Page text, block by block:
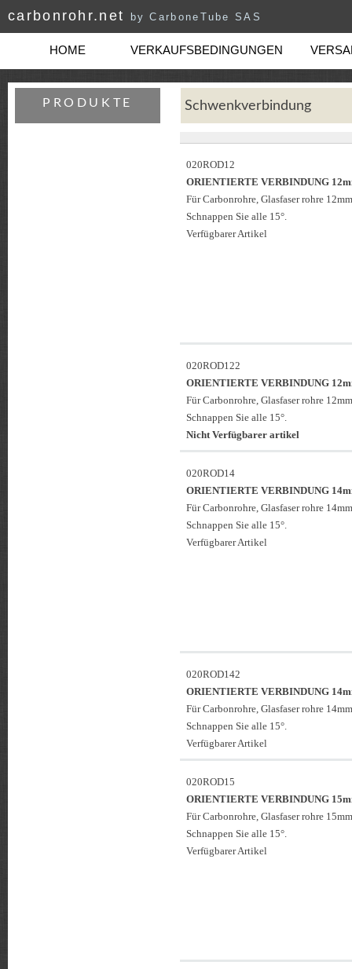
carbonrohr.net by CarboneTube SAS
HOME VERKAUFSBEDINGUNGEN
PRODUKTE Schwenkverbindung
020ROD12
ORIENTIERTE VERBINDUNG
Für Carbonrohre, Glasfaser rohre
Schnappen Sie alle 15°.
Verfügbarer Artikel
020ROD122
ORIENTIERTE VERBINDUNG
Für Carbonrohre, Glasfaser rohre
Schnappen Sie alle 15°.
Nicht Verfügbarer artikel
020ROD14
ORIENTIERTE VERBINDUNG
Für Carbonrohre, Glasfaser rohre
Schnappen Sie alle 15°.
Verfügbarer Artikel
020ROD142
ORIENTIERTE VERBINDUNG
Für Carbonrohre, Glasfaser rohre
Schnappen Sie alle 15°.
Verfügbarer Artikel
020ROD15
ORIENTIERTE VERBINDUNG
Für Carbonrohre, Glasfaser rohre
Schnappen Sie alle 15°.
Verfügbarer Artikel